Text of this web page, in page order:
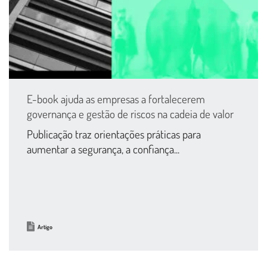
E-book ajuda as empresas a fortalecerem
governança e gestão de riscos na cadeia de valor
Publicação traz orientações práticas para
aumentar a segurança, a confiança...
Artigo